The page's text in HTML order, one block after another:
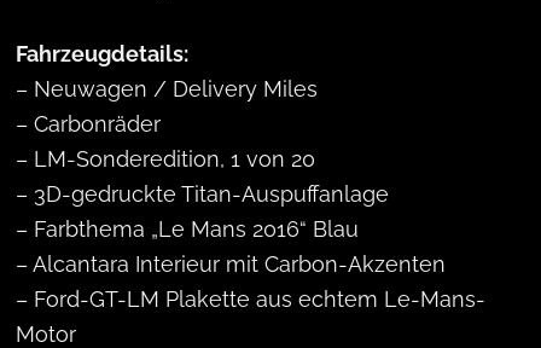
Fahrzeugdetails:
– Neuwagen / Delivery Miles
– Carbonräder
– LM-Sonderedition, 1 von 20
– 3D-gedruckte Titan-Auspuffanlage
– Farbthema „Le Mans 2016“ Blau
– Alcantara Interieur mit Carbon-Akzenten
– Ford-GT-LM Plakette aus echtem Le-Mans-
Motor